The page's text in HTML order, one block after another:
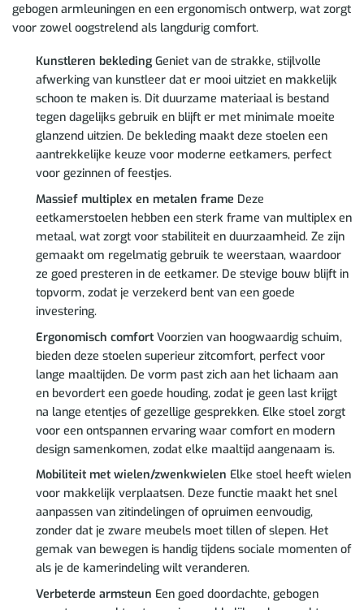
gebogen armleuningen en een ergonomisch ontwerp, wat zorgt
voor zowel oogstrelend als langdurig comfort.
Kunstleren bekledingGeniet van de strakke, stijlvolle
afwerking van kunstleer dat er mooi uitziet en makkelijk
schoon te maken is. Dit duurzame materiaal is bestand
tegen dagelijks gebruik en blijft er met minimale moeite
glanzend uitzien. De bekleding maakt deze stoelen een
aantrekkelijke keuze voor moderne eetkamers, perfect
voor gezinnen of feestjes.
Massief multiplex en metalen frame Deze
eetkamerstoelen hebben een sterk frame van multiplex en
metaal, wat zorgt voor stabiliteit en duurzaamheid. Ze zijn
gemaakt om regelmatig gebruik te weerstaan, waardoor
ze goed presteren in de eetkamer. De stevige bouw blijft in
topvorm, zodat je verzekerd bent van een goede
investering.
Ergonomisch comfortVoorzien van hoogwaardig schuim,
bieden deze stoelen superieur zitcomfort, perfect voor
lange maaltijden. De vorm past zich aan het lichaam aan
en bevordert een goede houding, zodat je geen last krijgt
na lange etentjes of gezellige gesprekken. Elke stoel zorgt
voor een ontspannen ervaring waar comfort en modern
design samenkomen, zodat elke maaltijd aangenaam is.
Mobiliteit met wielen/zwenkwielen Elke stoel heeft wielen
voor makkelijk verplaatsen. Deze functie maakt het snel
aanpassen van zitindelingen of opruimen eenvoudig,
zonder dat je zware meubels moet tillen of slepen. Het
gemak van bewegen is handig tijdens sociale momenten of
als je de kamerindeling wilt veranderen.
Verbeterde armsteun Een goed doordachte, gebogen